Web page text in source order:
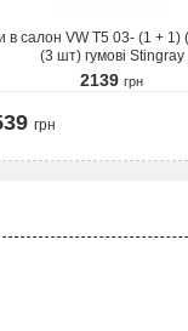
в салон VW T5 03- (1 + 1)
(3 шт) гумові Stingray
2139грн
грн